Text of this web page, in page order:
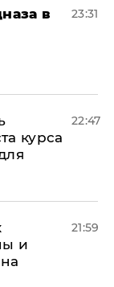
в
23:31
курса
22:47
и
21:59